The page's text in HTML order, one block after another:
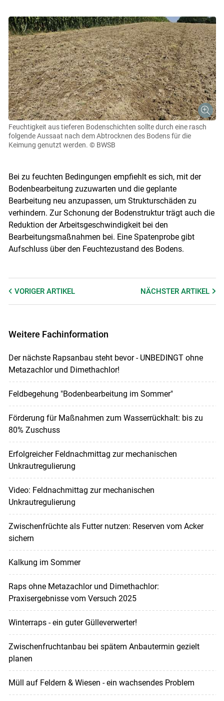
Feuchtigkeit aus tieferen Bodenschichten sollte durch eine rasch
folgende Aussaat nach dem Abtrocknen des Bodens für die
Keimung genutzt werden. © BWSB
Bei zu feuchten Bedingungen empfiehlt es sich, mit der
Bodenbearbeitung zuzuwarten und die geplante
Bearbeitung neu anzupassen, um Strukturschäden zu
verhindern. Zur Schonung der Bodenstruktur trägt auch die
Reduktion der Arbeitsgeschwindigkeit bei den
Bearbeitungsmaßnahmen bei. Eine Spatenprobe gibt
Aufschluss über den Feuchtezustand des Bodens.
VORIGER ARTIKEL NÄCHSTERARTIKEL
Weitere Fachinformation
Der nächste Rapsanbau steht bevor - UNBEDINGT ohne
Metazachlor und Dimethachlor!
Feldbegehung "Bodenbearbeitung im Sommer"
Förderung für Maßnahmen zum Wasserrückhalt: bis zu
80% Zuschuss
Erfolgreicher Feldnachmittag zur mechanischen
Unkrautregulierung
Video: Feldnachmittag zur mechanischen
Unkrautregulierung
Zwischenfrüchte als Futter nutzen: Reserven vom Acker
sichern
Kalkung im Sommer
Raps ohne Metazachlor und Dimethachlor:
Praxisergebnisse vom Versuch 2025
Winterraps - ein guter Gülleverwerter!
Zwischenfruchtanbau bei spätem Anbautermin gezielt
planen
Müll auf Feldern & Wiesen - ein wachsendes Problem